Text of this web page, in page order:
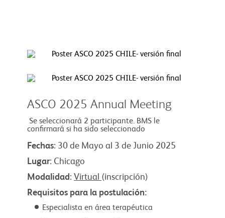
ASCO 2025 Annual Meeting
Se seleccionará 2 participante. BMS le
confirmará si ha sido seleccionado
Fechas: 30 de Mayo al 3 de Junio 2025
Lugar: Chicago
Modalidad : Virtual (inscripción)
Requisitos para la postulación:
Especialista en área terapéutica